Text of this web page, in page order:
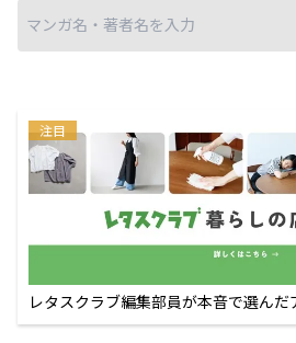
注目
レタスクラブ編集部員が本音で選んだ